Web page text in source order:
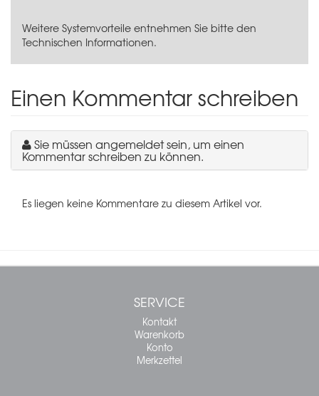
Weitere Systemvorteile entnehmen Sie bitte den
Technischen Informationen.
Einen Kommentar schreiben
Sie müssen angemeldet sein, um einen
Kommentar schreiben zu können.
Es liegen keine Kommentare zu diesem Artikel vor.
SERVICE
Kontakt
Warenkorb
Konto
Merkzettel